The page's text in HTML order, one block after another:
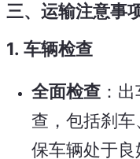
三、运输注意事
1. 车辆检查
全面检查 ：
查，包括刹
保车辆处于良